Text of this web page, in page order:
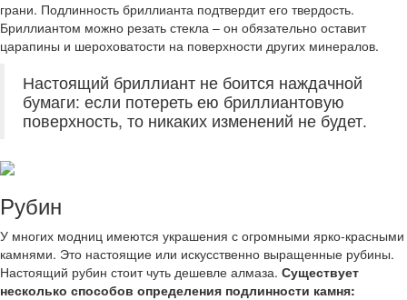
грани. Подлинность бриллианта подтвердит его твердость.
Бриллиантом можно резать стекла – он обязательно оставит
царапины и шероховатости на поверхности других минералов.
Настоящий бриллиант не боится наждачной
бумаги: если потереть ею бриллиантовую
поверхность, то никаких изменений не будет.
Рубин
У многих модниц имеются украшения с огромными ярко-красными
камнями. Это настоящие или искусственно выращенные рубины.
Настоящий рубин стоит чуть дешевле алмаза. Существует
несколько способов определения подлинности камня: